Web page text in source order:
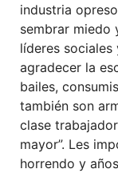
industria
sembrar miedo
líderes
agradecer la
bailes,
también son
clase
mayor”. Les
horrendo y